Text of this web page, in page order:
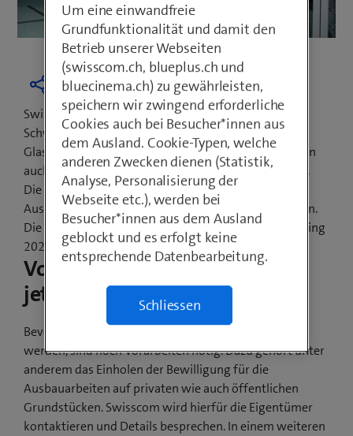
Swisscom hat das Versprechen abgegeben, jede
Schweizer Gemeinde in den Dorfkernzonen mit
Glasfasertechnologien auszubauen. Davon profitieren
auch die Einwohnerinnen und Einwohner von Zuzwil.
Die Gemeindevertretung und Swisscom haben den
Ausbau sowie den Baubeginn gemeinsam besprochen.
Die ersten sichtbaren Bauarbeiten beginnen im Frühling
2022.
Vorarbeiten beginnen bereits
jetzt
Bevor ab Frühling 2022 die Glasfaserkabel verlegt
werden, sind noch Vorarbeiten nötig. Dazu gehört unter
anderem das Einholen der Bewilligung für die
Ausbauarbeiten auf privaten wie auch öffentlichen
Grundstücken. Swisscom wird hierfür die Eigentümer
kontaktieren und Details besprechen. In einem weiteren
Um eine einwandfreie
Grundfunktionalität und damit den
Betrieb unserer Webseiten
(swisscom.ch, blueplus.ch und
bluecinema.ch) zu gewährleisten,
speichern wir zwingend erforderliche
Cookies auch bei Besucher*innen aus
dem Ausland. Cookie-Typen, welche
anderen Zwecken dienen (Statistik,
Analyse, Personalisierung der
Webseite etc.), werden bei
Besucher*innen aus dem Ausland
geblockt und es erfolgt keine
entsprechende Datenbearbeitung.
Schliessen